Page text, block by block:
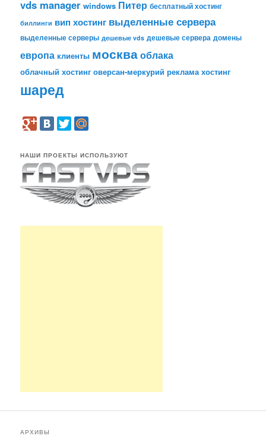
vds manager windows Питер бесплатный хостинг
биллинги вип хостинг выделенные сервера
выделенные серверы дешевые vds дешевые сервера домены
европа клиенты москваоблака
облачный хостинг оверсан-меркурий реклама хостинг
шаред
НАШИ ПРОЕКТЫ ИСПОЛЬЗУЮТ
АРХИВЫ